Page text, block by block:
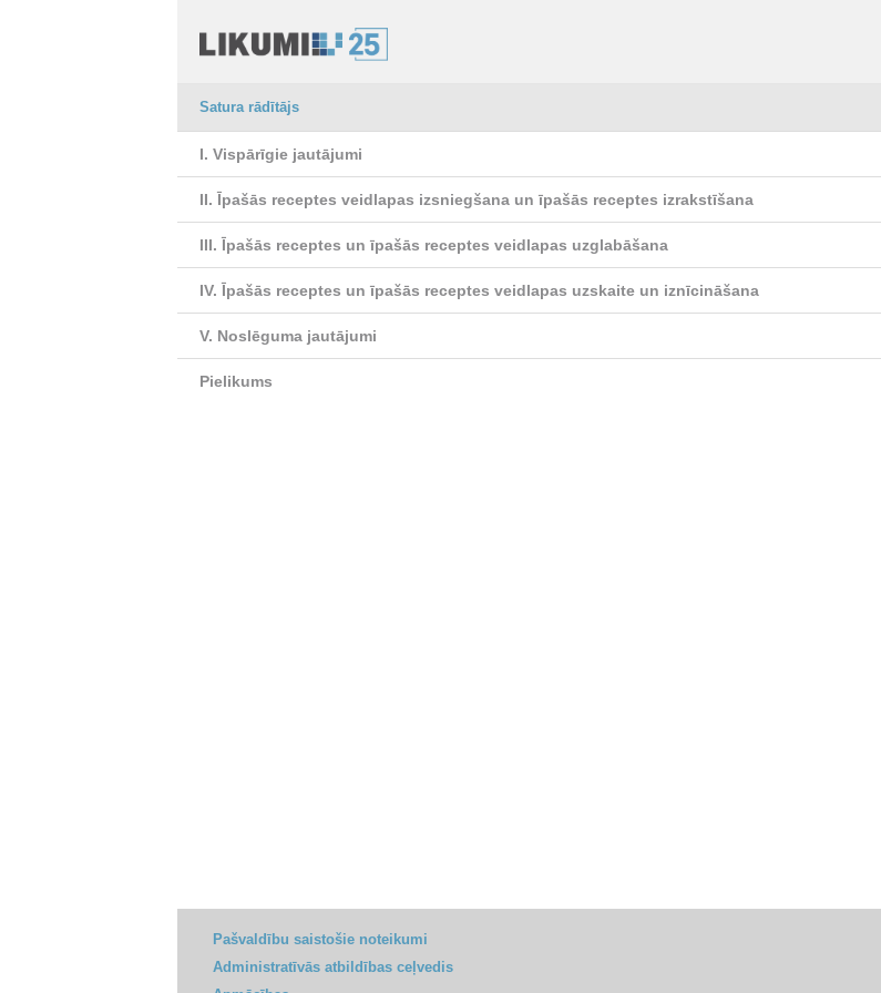
Satura rādītājs
I. Vispārīgie jautājumi
II. Īpašās receptes veidlapas izsniegšana un īpašās receptes izrakstīšana
III. Īpašās receptes un īpašās receptes veidlapas uzglabāšana
IV. Īpašās receptes un īpašās receptes veidlapas uzskaite un iznīcināšana
V. Noslēguma jautājumi
Pielikums
Pašvaldību saistošie noteikumi
Administratīvās atbildības ceļvedis